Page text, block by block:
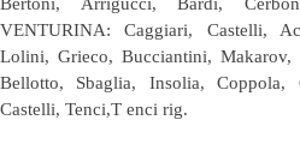
VENTURINA: Caggiari, Castelli,
Lolini, Grieco, Bucciantini,
Bellotto, Sbaglia, Insolia, Coppola,
Castelli, Tenci,T enci rig.